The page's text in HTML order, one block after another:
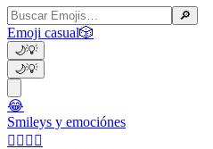
🔎
Emoji casual🎲
🌙💡
🌙💡
😂
Smileys y emociónes
👩‍❤️‍💋‍👨